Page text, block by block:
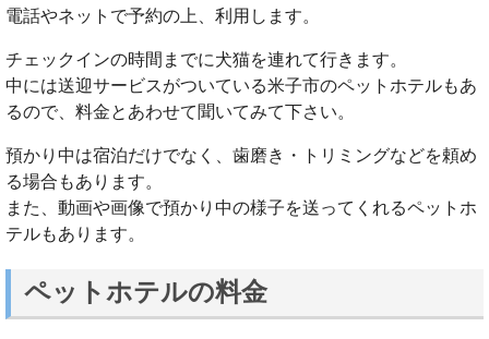
電話やネットで予約の上、利用します。
チェックインの時間までに犬猫を連れて行きます。
中には送迎サービスがついている米子市のペットホテルもあ
るので、料金とあわせて聞いてみて下さい。
預かり中は宿泊だけでなく、歯磨き・トリミングなどを頼め
る場合もあります。
また、動画や画像で預かり中の様子を送ってくれるペットホ
テルもあります。
ペットホテルの料金